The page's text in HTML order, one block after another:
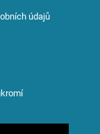
údajů